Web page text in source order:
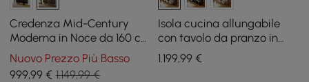
Credenza Mid-Century
Moderna in Noce da 160 cm
con Design a Ramo e 2
Ante
Nuovo Prezzo Più Basso
999,99 € 1.149,99 €
Isola cucina allungabile
con tavolo da pranzo in
bianco e noce, per 4
persone, 185 - 235 cm
1.199,99€